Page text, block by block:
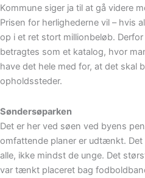
Kommune siger ja til at gå videre
Prisen for herlighederne vil – hvis
op i et ret stort millionbeløb.
betragtes som et katalog, hvor
have det hele med for, at det skal
opholdssteder.
Søndersøparken
Det er her ved søen ved byens
omfattende planer er udtænkt.
alle, ikke mindst de unge. Det
var tænkt placeret bag